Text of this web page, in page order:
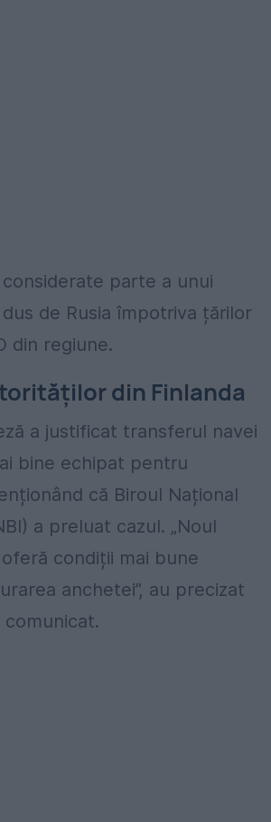
parte a unui
dus de Rusia împotriva țărilor
din regiune.
din Finlanda
a justificat transferul navei
bine echipat pentru
că Biroul Național
a preluat cazul. „Noul
condiții mai bune
anchetei”, au precizat